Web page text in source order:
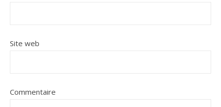
Site web
Commentaire